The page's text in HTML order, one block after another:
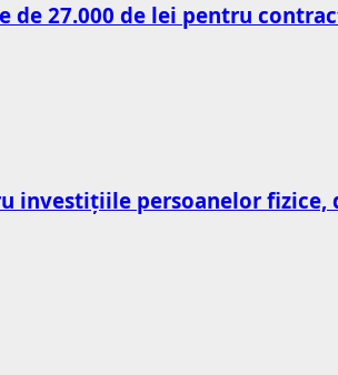
27.000 de lei pentru
investițiile persoanelor